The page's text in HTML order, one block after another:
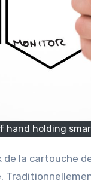
hand holding